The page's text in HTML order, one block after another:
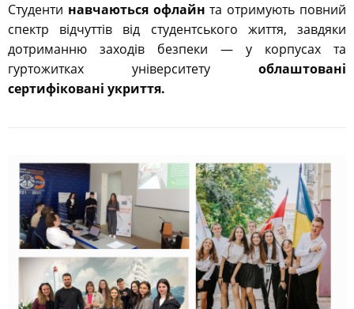
Студенти навчаються офлайн та отримують повний
спектр відчуттів від студентського життя, завдяки
дотриманню заходів безпеки — у корпусах та
гуртожитках університету облаштовані
сертифіковані укриття.